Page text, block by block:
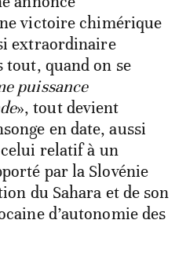
victoire chimérique
extraordinaire
tout, quand on se
puissance
», tout devient
en date, aussi
celui relatif à un
par la Slovénie
du Sahara et de son
d’autonomie des